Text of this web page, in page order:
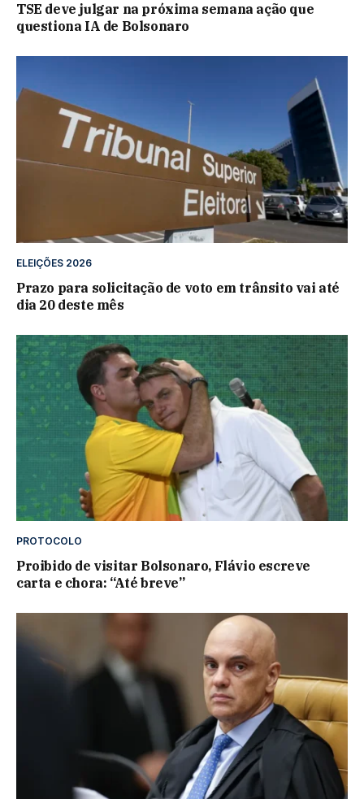
TSE deve julgar na próxima semana ação que
questiona IA de Bolsonaro
ELEIÇÕES 2026
Prazo para solicitação de voto em trânsito vai até
dia 20 deste mês
PROTOCOLO
Proibido de visitar Bolsonaro, Flávio escreve
carta e chora: “Até breve”